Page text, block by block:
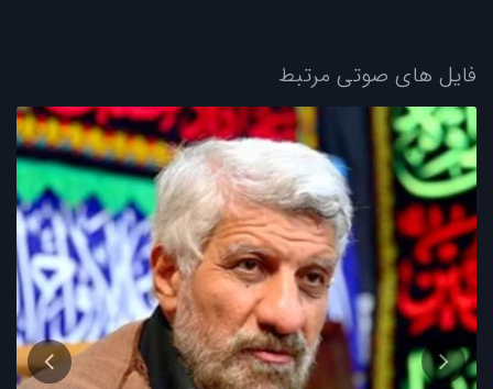
فایل های صوتی مرتبط
5
یا حضرت صاحب زمان آماده ایم آماده ایم
حاج صادق آهنگران